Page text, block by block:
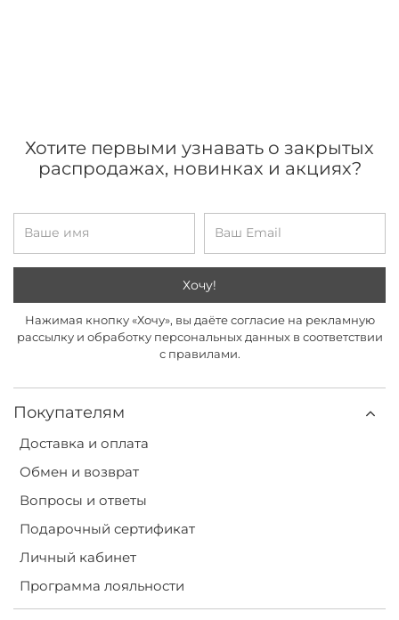
Покупателям
Доставка и оплата
Обмен и возврат
Вопросы и ответы
Подарочный сертификат
Личный кабинет
Программа лояльности
Хотите первыми узнавать о закрытых
распродажах, новинках и акциях?
Хочу!
Нажимая кнопку «Хочу», вы даёте согласие на рекламную
рассылку и обработку персональных данных в соответствии
с правилами.